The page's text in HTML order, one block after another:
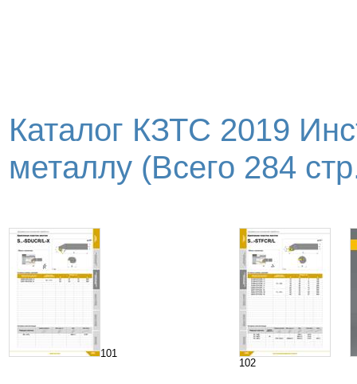
Каталог КЗТС 2019
металлу (Всего 284
101
102